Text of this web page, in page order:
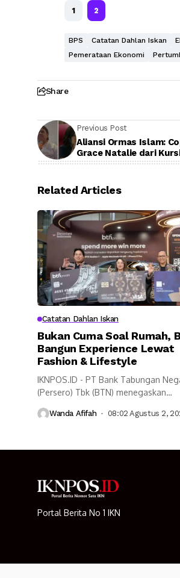
1 2
BPS Catatan Dahlan Iskan
Pemerataan Ekonomi
Share
Previous Post
Aliansi Ormas Islam:
Grace Natalie dari
Related Articles
Catatan Dahlan Iskan
Bukan Cuma Soal Rumah,
Bangun Experience Lewat
Fashion & Lifestyle
IKNPOS.ID - PT Bank Tabungan
(Persero) Tbk (BTN) menegaskan
Wanda Afifah 08:02 Agustus 2,
Portal Berita No 1 IKN